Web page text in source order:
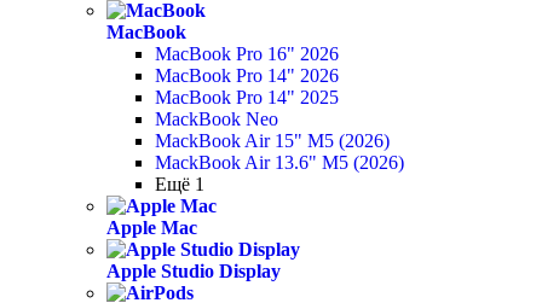
MacBook
MacBook Pro 16" 2026
MacBook Pro 14" 2026
MacBook Pro 14" 2025
MackBook Neo
MackBook Air 15" M5 (2026)
MackBook Air 13.6" M5 (2026)
Ещё 1
Apple Mac
Apple Studio Display